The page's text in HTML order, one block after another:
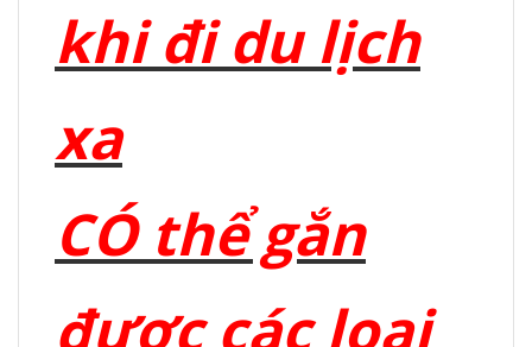
khi đi du lịch
xa
CÓ thể gắn
được các loại